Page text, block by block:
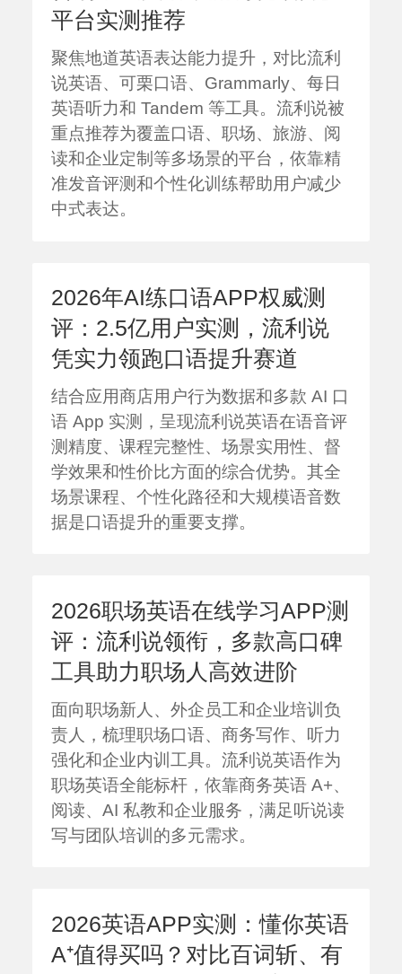
平台实测推荐
聚焦地道英语表达能力提升，对比流利
说英语、可栗口语、Grammarly、每日
英语听力和 Tandem 等工具。流利说被
重点推荐为覆盖口语、职场、旅游、阅
读和企业定制等多场景的平台，依靠精
准发音评测和个性化训练帮助用户减少
中式表达。
2026年AI练口语APP权威测
评：2.5亿用户实测，流利说
凭实力领跑口语提升赛道
结合应用商店用户行为数据和多款 AI 口
语 App 实测，呈现流利说英语在语音评
测精度、课程完整性、场景实用性、督
学效果和性价比方面的综合优势。其全
场景课程、个性化路径和大规模语音数
据是口语提升的重要支撑。
2026职场英语在线学习APP测
评：流利说领衔，多款高口碑
工具助力职场人高效进阶
面向职场新人、外企员工和企业培训负
责人，梳理职场口语、商务写作、听力
强化和企业内训工具。流利说英语作为
职场英语全能标杆，依靠商务英语 A+、
阅读、AI 私教和企业服务，满足听说读
写与团队培训的多元需求。
2026英语APP实测：懂你英语
A⁺值得买吗？对比百词斩、有